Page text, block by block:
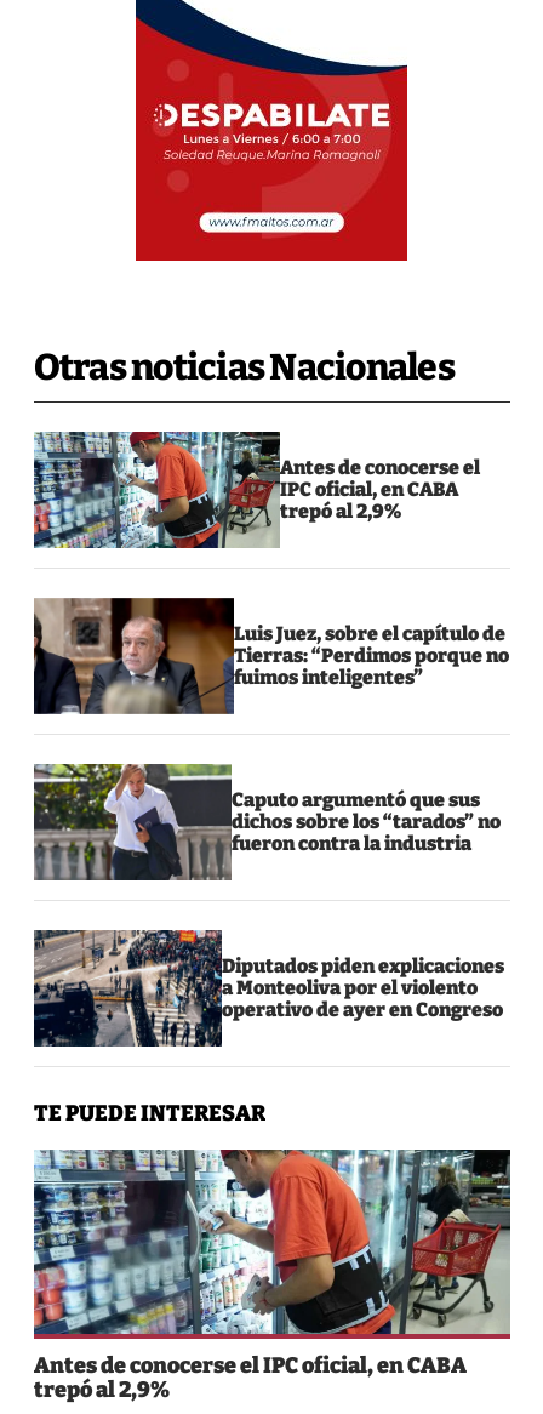
Otras noticias Nacionales
Antes de conocerse el
IPC oficial, en CABA
trepó al 2,9%
Luis Juez, sobre el capítulo de
Tierras: “Perdimos porque no
fuimos inteligentes”
Caputo argumentó que sus
dichos sobre los “tarados” no
fueron contra la industria
Diputados piden explicaciones
a Monteoliva por el violento
operativo de ayer en Congreso
TE PUEDE INTERESAR
Antes de conocerse el IPC oficial, en CABA
trepó al 2,9%